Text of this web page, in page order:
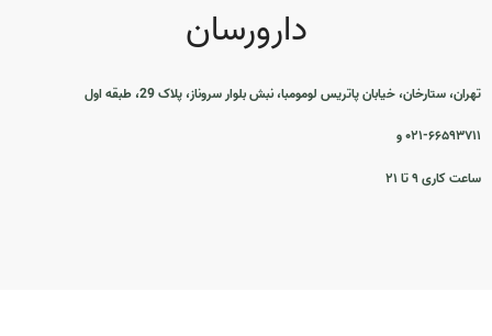
دارورسان
تهران، ستارخان، خیابان پاتریس لومومبا، نبش بلوار سروناز، پلاک 29، طبقه اول
۰۲۱-۶۶۵۹۳۷۱۱ و
ساعت کاری ۹ تا ۲۱